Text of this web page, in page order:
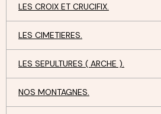
LES CROIX ET CRUCIFIX.
LES CIMETIERES.
LES SEPULTURES ( ARCHE ).
NOS MONTAGNES.